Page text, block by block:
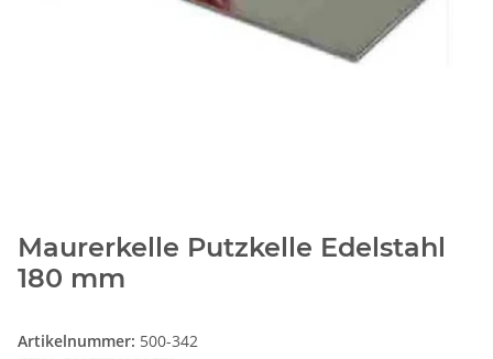
Maurerkelle Putzkelle Edelstahl
180 mm
Artikelnummer: 500-342